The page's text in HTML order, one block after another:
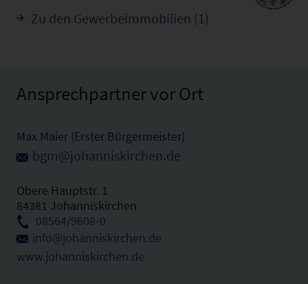
Zu den Gewerbeimmobilien (1)
Ansprechpartner vor Ort
Max Maier (Erster Bürgermeister)
bgm@johanniskirchen.de
Obere Hauptstr. 1
84381 Johanniskirchen
08564/9608-0
info@johanniskirchen.de
www.johanniskirchen.de